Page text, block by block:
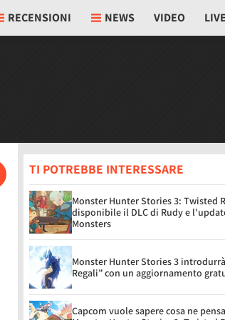
RECENSIONI NEWS VIDEO LIVE
TI POTREBBE INTERESSARE
Monster Hunter Stories 3: Twisted
disponibile il DLC di Rudy e
Monsters
Monster Hunter Stories 3
Regali” con un aggiornamento
Capcom vuole sapere cosa ne